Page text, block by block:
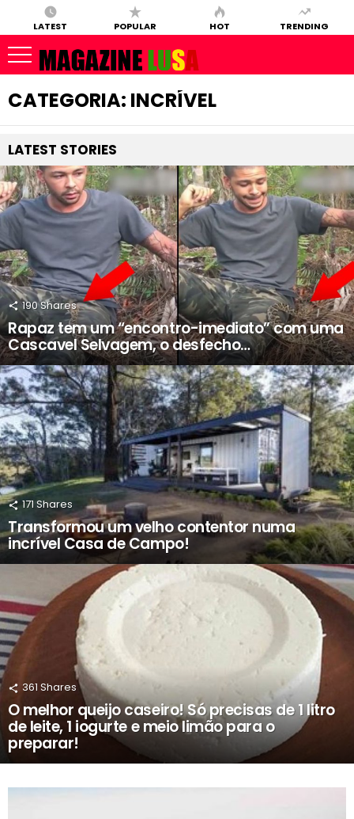
LATEST POPULAR HOT TRENDING
CATEGORIA: INCRÍVEL
LATEST STORIES
190Shares
Rapaz tem um “encontro-imediato” com uma
Cascavel Selvagem, o desfecho…
171 Shares
Transformou um velho contentor numa
incrível Casa de Campo!
361Shares
O melhor queijo caseiro! Só precisas de 1 litro
de leite, 1 iogurte e meio limão para o
preparar!